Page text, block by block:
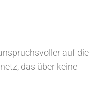
auf die
das über keine